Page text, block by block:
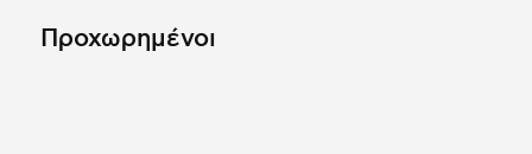
Προχωρημένοι